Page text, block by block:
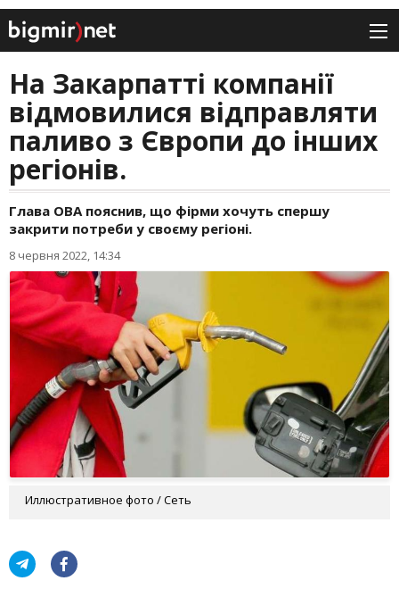
На Закарпатті компанії
відмовилися відправляти
паливо з Європи до інших
регіонів.
Глава ОВА пояснив, що фірми хочуть спершу
закрити потреби у своєму регіоні.
8 червня 2022, 14:34
Иллюстративное фото / Сеть